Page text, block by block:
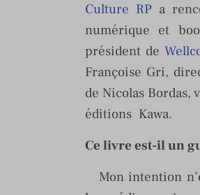
Culture RP a
numérique et
président de
Françoise Gri,
de Nicolas
éditions Kawa.
Ce livre est-il un
Mon intention